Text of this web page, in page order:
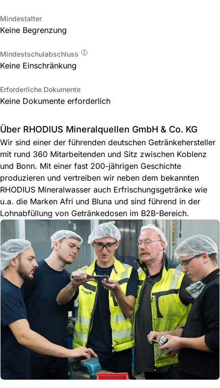
Mindestalter
Keine Begrenzung
Mindestschulabschluss
Keine Einschränkung
Erforderliche Dokumente
Keine Dokumente erforderlich
Über RHODIUS Mineralquellen GmbH & Co. KG
Wir sind einer der führenden deutschen Getränkehersteller
mit rund 360 Mitarbeitenden und Sitz zwischen Koblenz
und Bonn. Mit einer fast 200-jährigen Geschichte
produzieren und vertreiben wir neben dem bekannten
RHODIUS Mineralwasser auch Erfrischungsgetränke wie
u.a. die Marken Afri und Bluna und sind führend in der
Lohnabfüllung von Getränkedosen im B2B-Bereich.